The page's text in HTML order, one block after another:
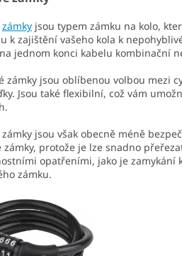
zámky jsou typem zámku na kolo,
k zajištění vašeho kola k
jednom konci kabelu kombinační
zámky jsou oblíbenou volbou mezi
Jsou také flexibilní, což vám
zámky jsou však obecně méně
zámky, protože je lze snadno
opatřeními, jako je
zámku.